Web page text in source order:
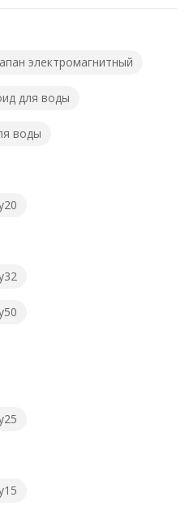
электромагнитный
для воды
воды